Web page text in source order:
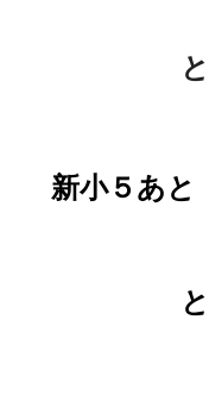
と
新小５あと
と